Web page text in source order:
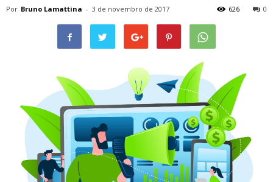
Por Bruno Lamattina - 3 de novembro de 2017 0
626